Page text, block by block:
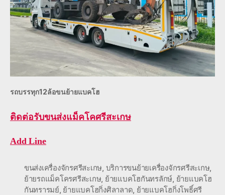
รถบรรทุก12ล้อขนย้ายแบคโฮ
ติดต่อรับขนส่งแม็คโคศรีสะเกษ
Add Line
ขนส่งเครื่องจักรศรีสะเกษ, บริการขนย้ายเครื่องจักรศรีสะเกษ,
ย้ายรถแม็คโครศรีสะเกษ, ย้ายแบคโฮกันทรลักษ์, ย้ายแบคโฮ
กันทรารมย์, ย้ายแบคโฮกิ่งศิลาลาด, ย้ายแบคโฮกิ่งโพธิ์ศรี